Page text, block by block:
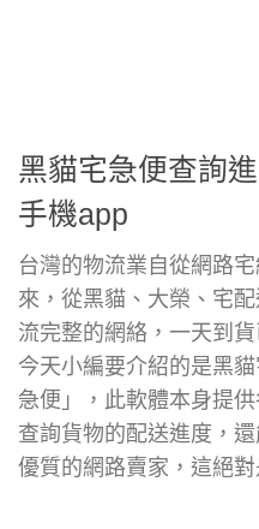
黑貓宅急便查詢
手機app
台灣的物流業自從網路
來，從黑貓、大榮、宅
流完整的網絡，一天到
今天小編要介紹的是黑
急便」，此軟體本身提
查詢貨物的配送進度，
優質的網路賣家，這絕